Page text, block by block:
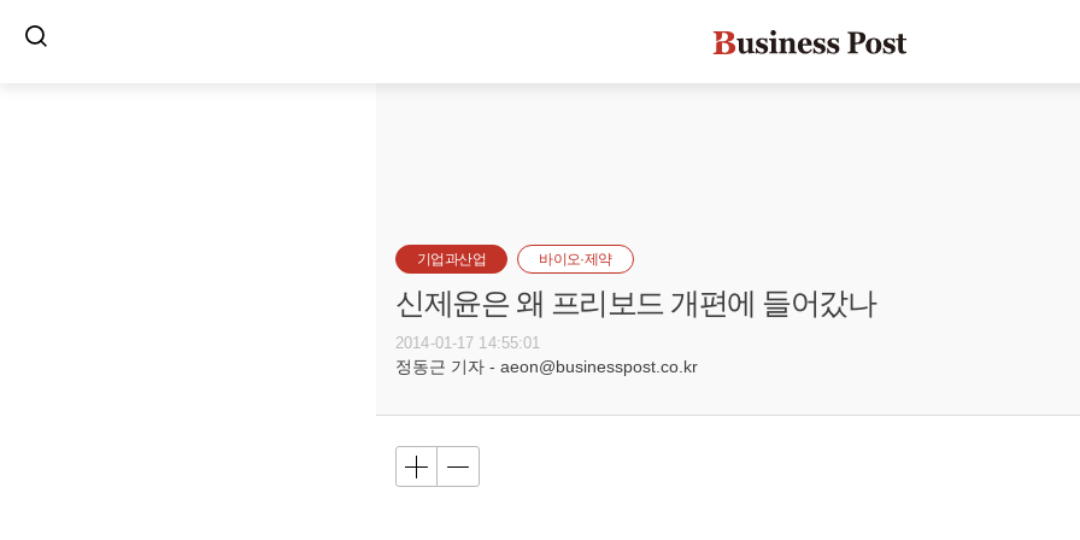
기업과산업 바이오·제약
신제윤은 왜 프리보드 개편에 들어갔나
2014-01-17 14:55:01
정동근 기자 - aeon@businesspost.co.kr